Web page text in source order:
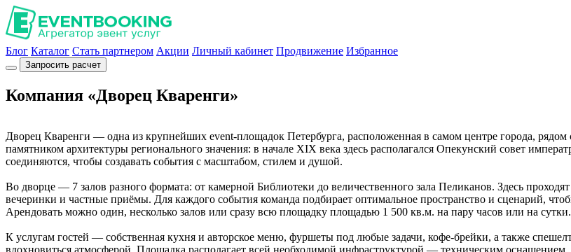
Блог Каталог Стать партнером Акции Личный кабинет Продвижение Избранное
Запросить расчет
Компания «Дворец Кваренги»
Дворец Кваренги — одна из крупнейших event-площадок Петербурга, расположенная в самом центре города, рядом
памятником архитектуры регионального значения: в начале XIX века здесь располагался Опекунский совет
соединяются, чтобы создавать события с масштабом, стилем и душой.
Во дворце — 7 залов разного формата: от камерной Библиотеки до величественного зала Пеликанов. Здесь
вечеринки и частные приёмы. Для каждого события команда подбирает оптимальное пространство и сценарий,
Арендовать можно один, несколько залов или сразу всю площадку площадью 1 500 кв.м. на пару часов или на сутки.
К услугам гостей — собственная кухня и авторское меню, фуршеты под любые задачи, кофе-брейки, а также
вдохновиться атмосферой. Площадка располагает всей необходимой инфраструктурой — техническим